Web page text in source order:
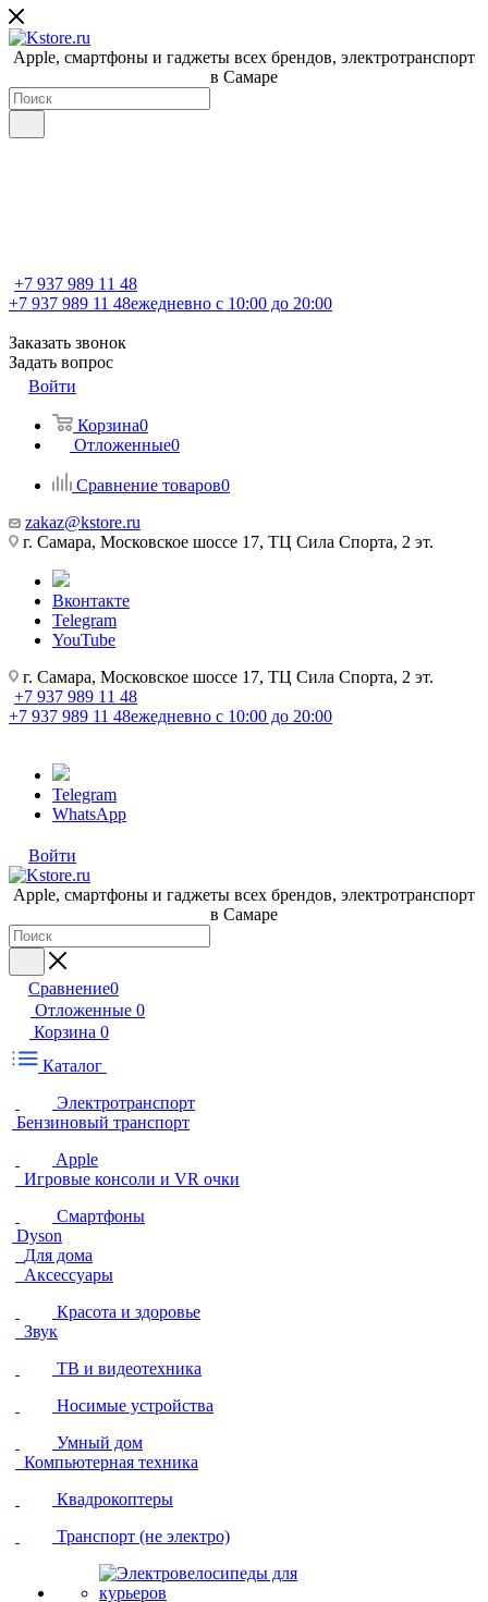
Apple, cмартфоны и гаджеты всех брендов, электротранспорт
в Самаре
+7 937 989 11 48
+7 937 989 11 48ежедневно с 10:00 до 20:00
Заказать звонок
Задать вопрос
Войти
Корзина0
Отложенные0
Сравнение товаров0
zakaz@kstore.ru
г. Самара, Московское шоссе 17, ТЦ Сила Спорта, 2 эт.
Вконтакте
Telegram
YouTube
г. Самара, Московское шоссе 17, ТЦ Сила Спорта, 2 эт.
+7 937 989 11 48
+7 937 989 11 48ежедневно с 10:00 до 20:00
Telegram
WhatsApp
Войти
Apple, cмартфоны и гаджеты всех брендов, электротранспорт
в Самаре
Сравнение0
Отложенные 0
Корзина 0
Каталог
Электротранспорт
Бензиновый транспорт
Apple
Игровые консоли и VR очки
Смартфоны
Dyson
Для дома
Аксессуары
Красота и здоровье
Звук
ТВ и видеотехника
Носимые устройства
Умный дом
Компьютерная техника
Квадрокоптеры
Транспорт (не электро)